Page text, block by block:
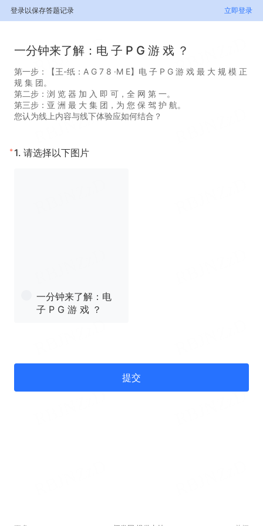
登录以保存答题记录 立即登录
一分钟来了解：电 子 P G 游 戏 ？
第一步：【王-纸：A G 7 8 ·M E】电 子 P G 游 戏 最 大 规 模 正
规 集 团。
第二步：浏 览 器 加 入 即 可，全 网 第 一。
第三步：亚 洲 最 大 集 团，为 您 保 驾 护 航。
您认为线上内容与线下体验应如何结合？
* 1. 请选择以下图片
一分钟来了解：电
子 P G 游 戏 ？
提交